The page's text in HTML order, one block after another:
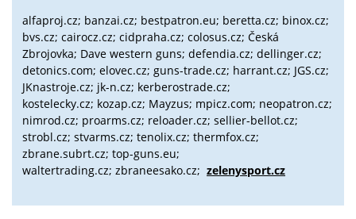
alfaproj.cz; banzai.cz; bestpatron.eu; beretta.cz; binox.cz;
bvs.cz; cairocz.cz; cidpraha.cz; colosus.cz; Česká
Zbrojovka; Dave western guns; defendia.cz; dellinger.cz;
detonics.com; elovec.cz; guns-trade.cz; harrant.cz; JGS.cz;
JKnastroje.cz; jk-n.cz; kerberostrade.cz;
kostelecky.cz; kozap.cz; Mayzus; mpicz.com; neopatron.cz;
nimrod.cz; proarms.cz; reloader.cz; sellier-bellot.cz;
strobl.cz; stvarms.cz; tenolix.cz; thermfox.cz;
zbrane.subrt.cz; top-guns.eu;
waltertrading.cz; zbraneesako.cz; zelenysport.cz